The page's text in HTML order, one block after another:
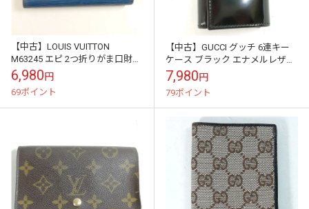
【中古】LOUIS VUITTON
M63245 エピ 2つ折りがま口財布
トレドブルー ポルトモネ・ビエ
ヴィエノワ
6,980円
69ポイント
【中古】GUCCI グッチ 6連キー
ケース ブラック エナメルレザー
033.2031.0808.5
7,980円
79ポイント